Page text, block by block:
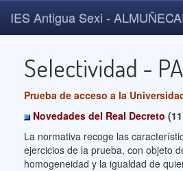
IES Antigua Sexi -
Selectividad -
Prueba de acceso a la
Novedades del Real Decreto
La normativa recoge las
ejercicios de la prueba, con objeto
homogeneidad y la igualdad de